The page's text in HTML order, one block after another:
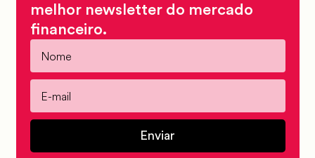
melhor newsletter do mercado
financeiro.
Enviar